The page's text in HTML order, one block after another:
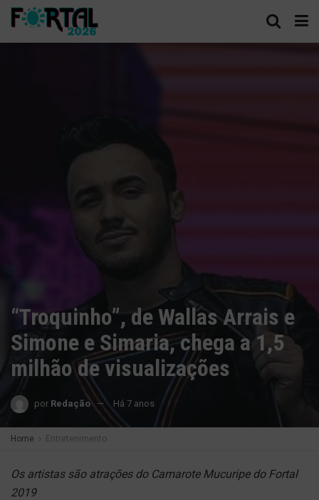
“Troquinho”, de Wallas Arrais e
Simone e Simaria, chega a 1,5
milhão de visualizações
por Redação Há 7 anos
Home Entretenimento
Os artistas são atrações do Camarote Mucuripe do Fortal
2019